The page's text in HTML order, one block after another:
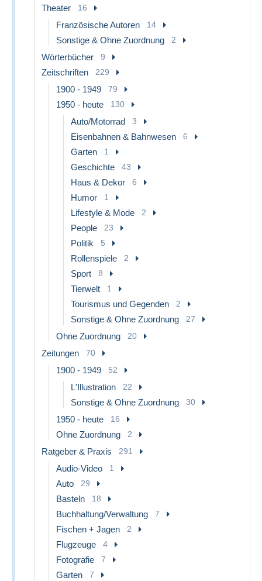
Theater 16
Französische Autoren 14
Sonstige & Ohne Zuordnung 2
Wörterbücher 9
Zeitschriften 229
1900 - 1949 79
1950 - heute 130
Auto/Motorrad 3
Eisenbahnen & Bahnwesen 6
Garten 1
Geschichte 43
Haus & Dekor 6
Humor 1
Lifestyle & Mode 2
People 23
Politik 5
Rollenspiele 2
Sport 8
Tierwelt 1
Tourismus und Gegenden 2
Sonstige & Ohne Zuordnung 27
Ohne Zuordnung 20
Zeitungen 70
1900 - 1949 52
L'Illustration 22
Sonstige & Ohne Zuordnung 30
1950 - heute 16
Ohne Zuordnung 2
Ratgeber & Praxis 291
Audio-Video 1
Auto 29
Basteln 18
Buchhaltung/Verwaltung 7
Fischen + Jagen 2
Flugzeuge 4
Fotografie 7
Garten 7